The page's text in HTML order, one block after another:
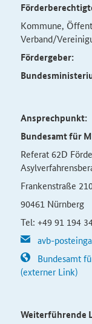
Kommune,
Verband/
Fördergeber:
Ansprechpunkt:
Bundesamt für
Referat 62D
Frankenstraße
90461 Nürnberg
Tel: +49 91 194
avb-
Bundesamt
(externer Link)
Weiterführende